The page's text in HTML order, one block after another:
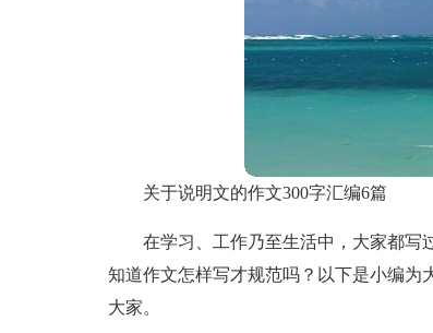
关于说明文的作文300字汇编6篇
在学习、工作乃至生活中，大家都写
知道作文怎样写才规范吗？以下是小编为
大家。